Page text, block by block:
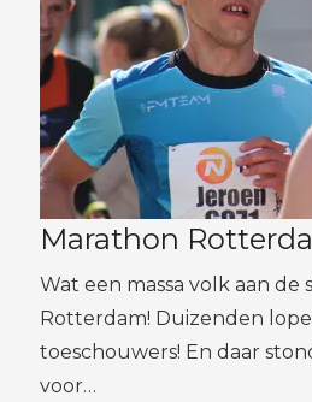
Marathon
Wat een massa volk aan
Rotterdam! Duizenden
toeschouwers! En daar
voor…